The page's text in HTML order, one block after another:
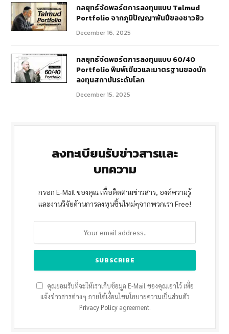
กลยุทธ์จัดพอร์ตการลงทุนแบบ Talmud
Portfolio จากภูมิปัญญาพันปีของชาวยิว
December 16, 2025
กลยุทธ์จัดพอร์ตการลงทุนแบบ 60/40
Portfolio พิมพ์เขียวและมาตรฐานของนัก
ลงทุนสถาบันระดับโลก
December 15, 2025
ลงทะเบียนรับข่าวสารและ
บทความ
กรอก E-Mail ของคุณ เพื่อติดตามข่าวสาร, องค์ความรู้
และงานวิจัยด้านการลงทุนชิ้นใหม่ๆจากพวกเรา Free!
คุณยอมรับที่จะให้เราเก็บข้อมูล E-Mail ของคุณเอาไว้ เพื่อ
แจ้งข่าวสารต่างๆ ภายใต้เงื่อนไขนโยบายความเป็นส่วนตัว
Privacy Policyagreement.